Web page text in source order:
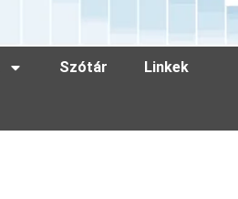
Szótár Linkek